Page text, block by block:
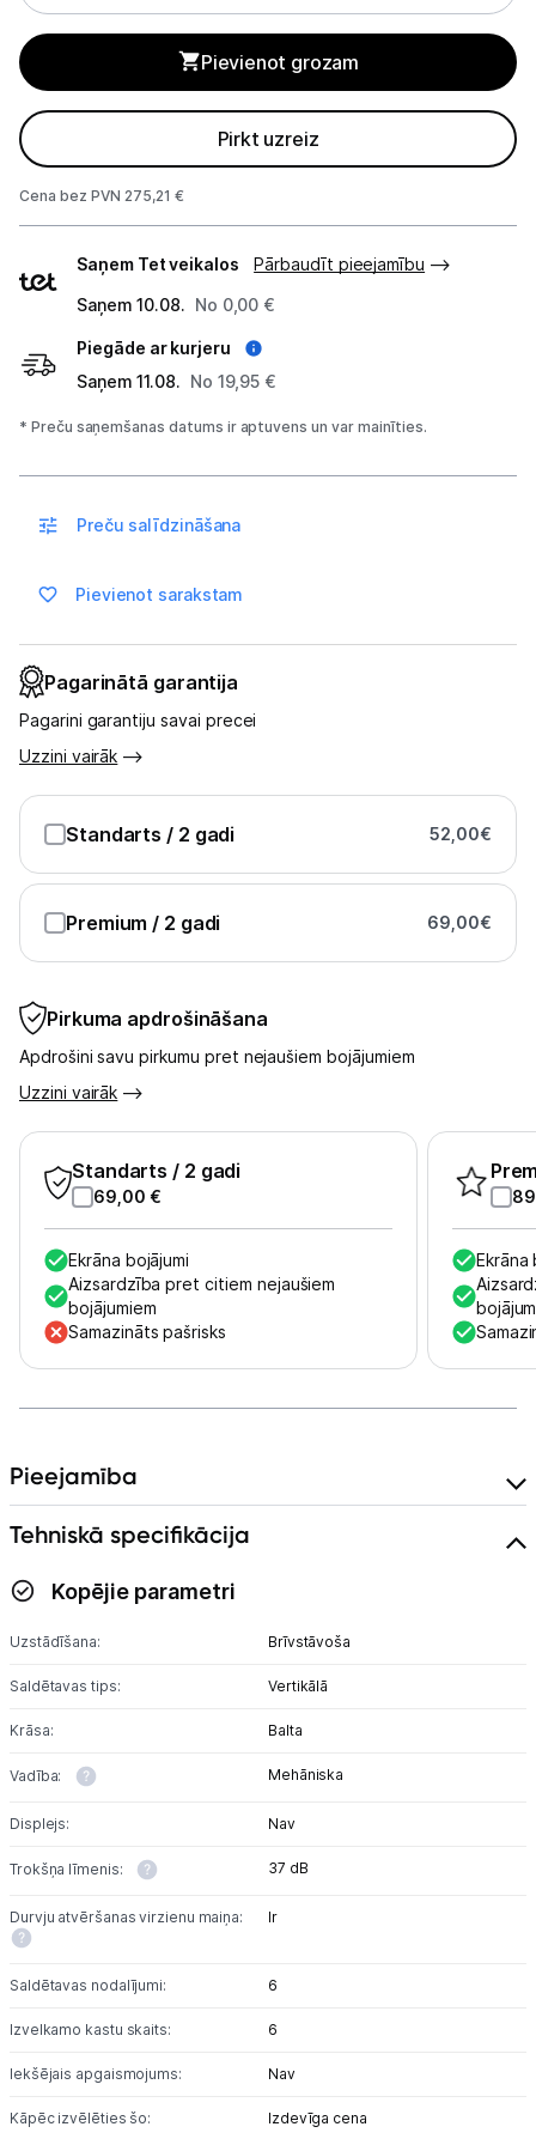
Sadzīves tehnikas aksesuāri
Tvaika nosūcēji
Aksesuāri tvaika nosūcējiem
Iebūvējamā tehnika
Mazā tehnika
Mazā virtuves tehnika
Klimata iekārtas
Sports un atpūta
Piegāde un apmaksa
Uzņēmumiem
Tet pakalpojumi
Kontakti
Informācija
Pievienot grozam
Pirkt uzreiz
Cena bez PVN 275,21 €
veidi
Saņem Tet veikalos
Pārbaudīt pieejamību
Saņem 10.08. No 0,00 €
Piegāde ar kurjeru
Saņem 11.08. No 19,95 €
* Preču saņemšanas datums ir aptuvens un var mainīties.
Preču salīdzināšana
Pievienot sarakstam
Pirkuma apdrošināšana
Apdrošini savu pirkumu pret nejaušiem bojājumiem
Uzzini vairāk
Standarts / 2 gadi
69,00 €
Ekrāna bojājumi
Aizsardzība pret citiem nejaušiem
bojājumiem
Samazināts pašrisks
Ekrāna
Pagarinātā garantija
Pagarini garantiju savai precei
Uzzini vairāk
Standarts / 2 gadi 52,00€
Premium / 2 gadi 69,00€
Pieejamība
Tehniskā specifikācija
Kopējie parametri
Uzstādīšana: Brīvstāvoša
Saldētavas tips: Vertikālā
Krāsa: Balta
Vadība: Mehāniska
Displejs: Nav
Trokšņa līmenis: 37 dB
Durvju atvēršanas virzienu maiņa: Ir
Saldētavas nodalījumi: 6
Izvelkamo kastu skaits: 6
Iekšējais apgaismojums: Nav
Kāpēc izvēlēties šo: Izdevīga cena